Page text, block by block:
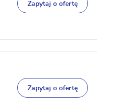
Zapytaj o ofertę
Zapytaj o ofertę